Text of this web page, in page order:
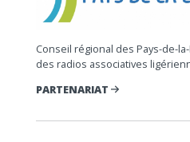
Conseil régional des Pays-de-
des radios associatives
PARTENARIAT